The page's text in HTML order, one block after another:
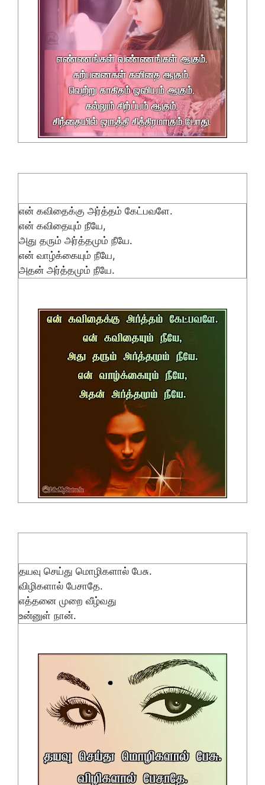
என் கவிதைக்கு அர்த்தம் கேட்பவளே.
என் கவிதையும் நீயே,
அது தரும் அர்த்தமும் நீயே.
என் வாழ்க்கையும் நீயே,
அதன் அர்த்தமும் நீயே.
தயவு செய்து மொழிகளால் பேசு.
விழிகளால் பேசாதே.
எத்தனை முறை வீழ்வது
உன்னுள் நான்.